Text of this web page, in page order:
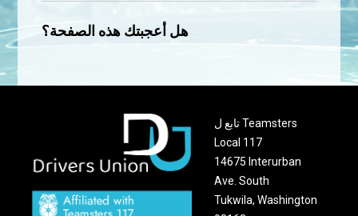
هل أعجبتك هذه الصفحة؟
تابع ل Teamsters
Local 117
14675 Interurban
Ave. South
Tukwila, Washington